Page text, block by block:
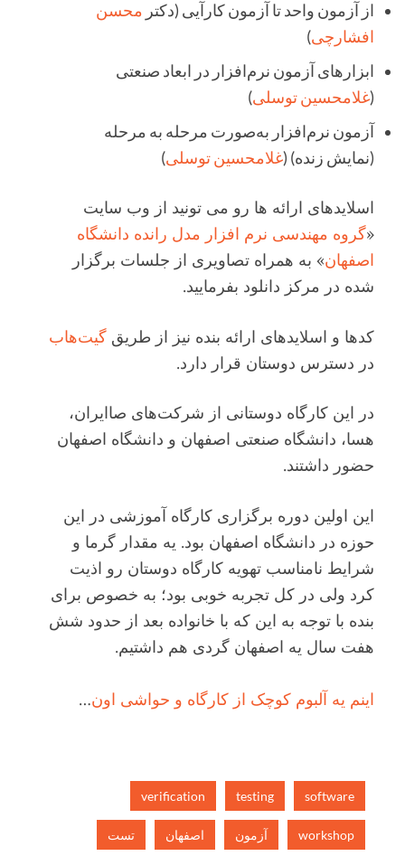
از آزمون واحد تا آزمون کارآیی (دکتر محسن
افشارچی)
ابزارهای آزمون نرم‌افزار در ابعاد صنعتی
(غلامحسین توسلی)
آزمون نرم‌افزار به‌صورت مرحله به مرحله
(نمایش زنده) (غلامحسین توسلی)
اسلایدهای ارائه ها رو می تونید از وب سایت
«گروه مهندسی نرم افزار مدل رانده دانشگاه
اصفهان» به همراه تصاویری از جلسات برگزار
شده در مرکز دانلود بفرمایید.
کدها و اسلایدهای ارائه بنده نیز از طریق گیت‌هاب
در دسترس دوستان قرار دارد.
در این کارگاه دوستانی از شرکت‌های صاایران،
هسا، دانشگاه صنعتی اصفهان و دانشگاه اصفهان
حضور داشتند.
این اولین دوره برگزاری کارگاه آموزشی در این
حوزه در دانشگاه اصفهان بود. یه مقدار گرما و
شرایط نامناسب تهویه کارگاه دوستان رو اذیت
کرد ولی در کل تجربه خوبی بود؛ به خصوص برای
بنده با توجه به این که با خانواده بعد از حدود شش
هفت سال یه اصفهان گردی هم داشتیم.
اینم یه آلبوم کوچک از کارگاه و حواشی اون…
software
testing
verification
workshop آزمون اصفهان تست